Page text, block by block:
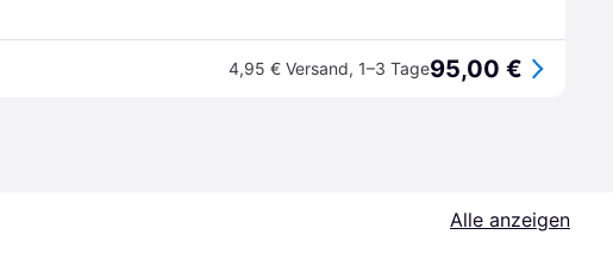
4,95 € Versand, 1–3 Tage95,00 €
Alle anzeigen